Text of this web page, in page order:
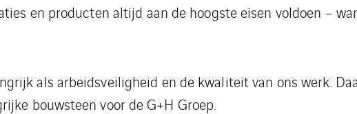
en producten altijd aan de hoogste eisen voldoen –
als arbeidsveiligheid en de kwaliteit van ons werk.
bouwsteen voor de G+H Groep.